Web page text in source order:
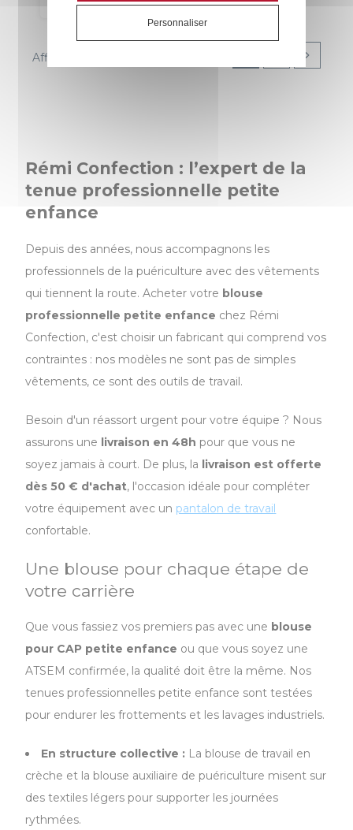
Affichage 1-12 de 18 article(s)
Rémi Confection : l’expert de la
tenue professionnelle petite
enfance
Depuis des années, nous accompagnons les
professionnels de la puériculture avec des vêtements
qui tiennent la route. Acheter votre blouse
professionnelle petite enfance chez Rémi
Confection, c'est choisir un fabricant qui comprend vos
contraintes : nos modèles ne sont pas de simples
vêtements, ce sont des outils de travail.
Besoin d'un réassort urgent pour votre équipe ? Nous
assurons une livraison en 48h pour que vous ne
soyez jamais à court. De plus, la livraison est offerte
dès 50 € d'achat, l'occasion idéale pour compléter
votre équipement avec un pantalon de travail
confortable.
Une blouse pour chaque étape de
votre carrière
Que vous fassiez vos premiers pas avec une blouse
pour CAP petite enfance ou que vous soyez une
ATSEM confirmée, la qualité doit être la même. Nos
tenues professionnelles petite enfance sont testées
pour endurer les frottements et les lavages industriels.
En structure collective : La blouse de travail en
crèche et la blouse auxiliaire de puériculture misent sur
des textiles légers pour supporter les journées
rythmées.
Personnaliser